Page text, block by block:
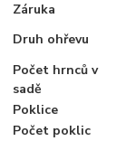
Záruka
Druh ohřevu
Počet hrnců v
sadě
Poklice
Počet poklic